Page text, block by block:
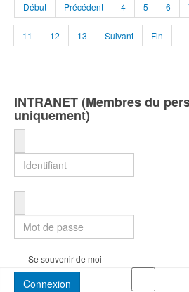
Début Précédent 4 5 6
11 12 13 Suivant Fin
INTRANET (Membres du
uniquement)
Se souvenir de moi
Connexion